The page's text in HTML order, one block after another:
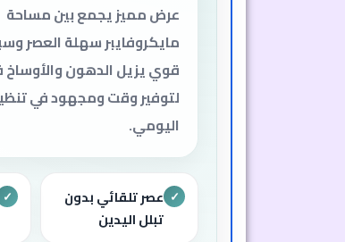
عرض مميز يجمع بين مساحة
مايكروفايبر سهلة العصر
قوي يزيل الدهون والأوساخ
لتوفير وقت ومجهود في
اليومي.
✓ عصر تلقائي بدون
تبلل اليدين
✓